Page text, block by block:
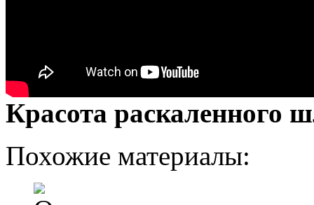
Красота раскаленного
Похожие материалы: